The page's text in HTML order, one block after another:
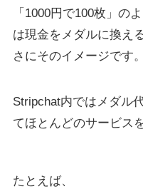
「1000円で100枚」の
は現金をメダルに換え
さにそのイメージです。
Stripchat内ではメダル
てほとんどのサービス
たとえば、